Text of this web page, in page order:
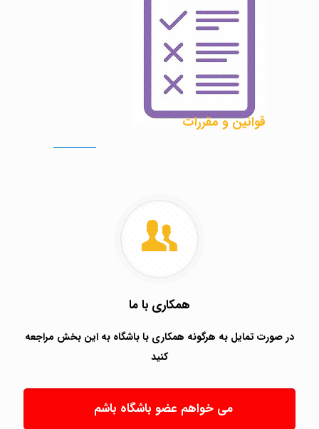
قوانین و مقررات
همکاری با ما
در صورت تمایل به هرگونه همکاری با باشگاه به این بخش مراجعه
کنید
می خواهم عضو باشگاه باشم